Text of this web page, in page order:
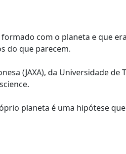
com o planeta e que
do que parecem.
(JAXA), da Universidade de
planeta é uma hipótese